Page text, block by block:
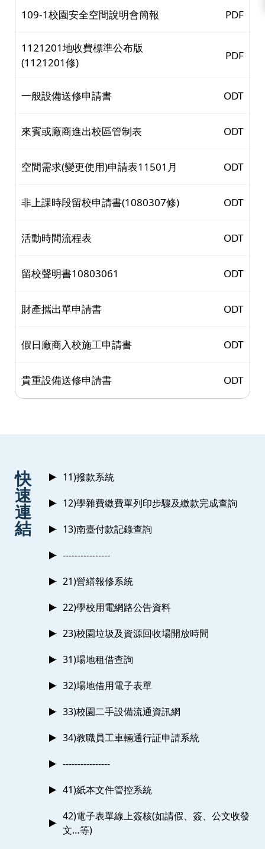
109-1校園安全空間說明會簡報 PDF
1121201地收費標準公布版
(1121201修)
PDF
一般設備送修申請書 ODT
來賓或廠商進出校區管制表 ODT
空間需求(變更使用)申請表11501月 ODT
非上課時段留校申請書(1080307修) ODT
活動時間流程表 ODT
留校聲明書10803061 ODT
財產攜出單申請書 ODT
假日廠商入校施工申請書 ODT
貴重設備送修申請書 ODT
快
速
連
結
11)撥款系統
12)學雜費繳費單列印步驟及繳款完成查詢
13)南臺付款記錄查詢
----------------
21)營繕報修系統
22)學校用電網路公告資料
23)校園垃圾及資源回收場開放時間
31)場地租借查詢
32)場地借用電子表單
33)校園二手設備流通資訊網
34)教職員工車輛通行証申請系統
----------------
41)紙本文件管控系統
42)電子表單線上簽核(如請假、簽、公文收發
文…等)